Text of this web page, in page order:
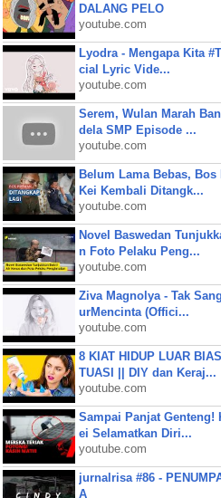
DALANG PELO
youtube.com
Lyodra - Mengapa Kita
cial Lyric Vide...
youtube.com
Serem, Wulan Marah
dela SMP Episode ...
youtube.com
Belum Lama Bebas,
Kei Kembali Ditangk...
youtube.com
Novel Baswedan
n Foto Pelaku Peng...
youtube.com
Ziva Magnolya - Tak
urMencinta (Offici...
youtube.com
8 KIAT HIDUP LUAR
TUASI || DIY dan Keraj...
youtube.com
Sampai Panjat Genteng!
ei Selamatkan Diri...
youtube.com
jurnalrisa #86 -
A